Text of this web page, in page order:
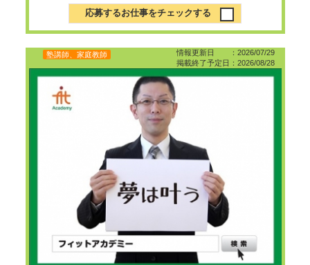
応募するお仕事をチェックする
情報更新日 ：2026/07/29
掲載終了予定日：2026/08/28
塾講師、家庭教師